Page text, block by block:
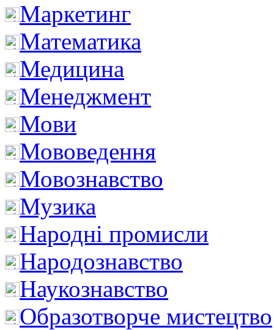
Маркетинг
Математика
Медицина
Менеджмент
Мови
Мововедення
Мовознавство
Музика
Народні промисли
Народознавство
Наукознавство
Образотворче мистецтво